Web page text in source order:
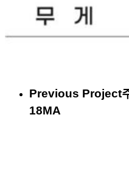
Previous Project
18MA